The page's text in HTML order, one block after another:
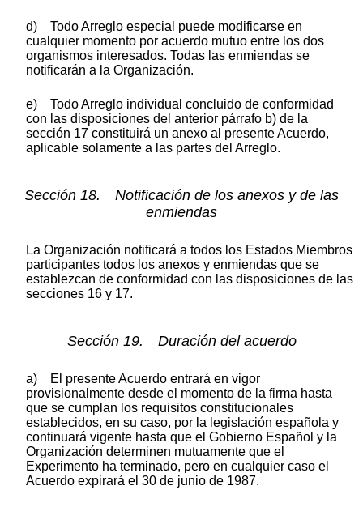
d) Todo Arreglo especial puede modificarse en
cualquier momento por acuerdo mutuo entre los dos
organismos interesados. Todas las enmiendas se
notificarán a la Organización.
e) Todo Arreglo individual concluido de conformidad
con las disposiciones del anterior párrafo b) de la
sección 17 constituirá un anexo al presente Acuerdo,
aplicable solamente a las partes del Arreglo.
Sección 18. Notificación de los anexos y de las
enmiendas
La Organización notificará a todos los Estados Miembros
participantes todos los anexos y enmiendas que se
establezcan de conformidad con las disposiciones de las
secciones 16 y 17.
Sección 19. Duración del acuerdo
a) El presente Acuerdo entrará en vigor
provisionalmente desde el momento de la firma hasta
que se cumplan los requisitos constitucionales
establecidos, en su caso, por la legislación española y
continuará vigente hasta que el Gobierno Español y la
Organización determinen mutuamente que el
Experimento ha terminado, pero en cualquier caso el
Acuerdo expirará el 30 de junio de 1987.